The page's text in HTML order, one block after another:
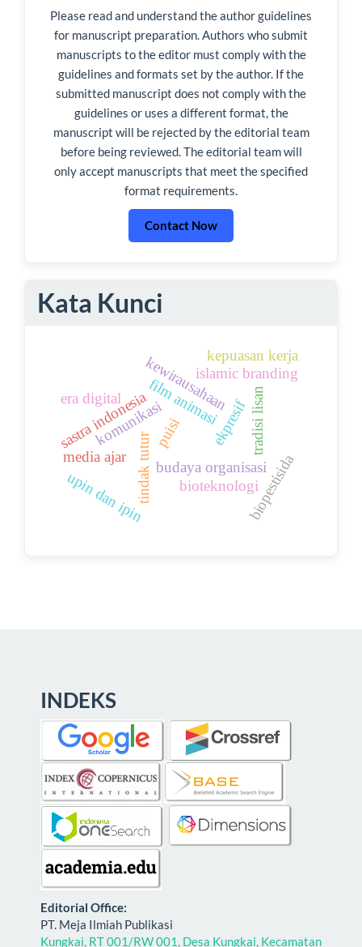
Please read and understand the author guidelines
for manuscript preparation. Authors who submit
manuscripts to the editor must comply with the
guidelines and formats set by the author. If the
submitted manuscript does not comply with the
guidelines or uses a different format, the
manuscript will be rejected by the editorial team
before being reviewed. The editorial team will
only accept manuscripts that meet the specified
format requirements.
Contact Now
Kata Kunci
budaya organisasi
komunikasi ekpresif
tindak tutur
upin dan ipin
film animasi
puisi
sastra indonesia tradisi lisan
era digital
biopestisida
media ajar
bioteknologi
islamic branding
kepuasan kerja
kewirausahaan
INDEKS
Editorial Office:
PT. Meja Ilmiah Publikasi
Kungkai, RT 001/RW 001, Desa Kungkai, Kecamatan